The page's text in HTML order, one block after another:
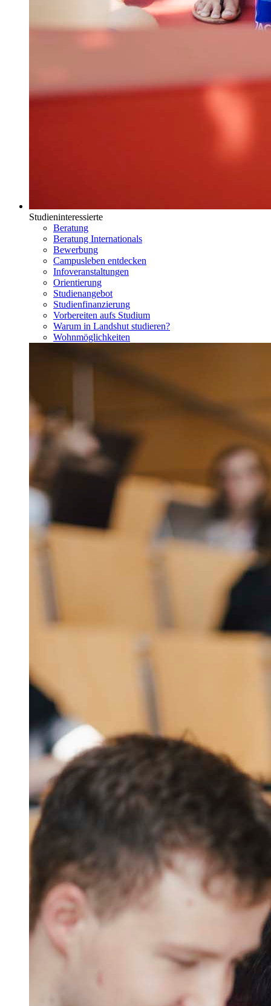
Studieninteressierte
Beratung
Beratung Internationals
Bewerbung
Campusleben entdecken
Infoveranstaltungen
Orientierung
Studienangebot
Studienfinanzierung
Vorbereiten aufs Studium
Warum in Landshut studieren?
Wohnmöglichkeiten